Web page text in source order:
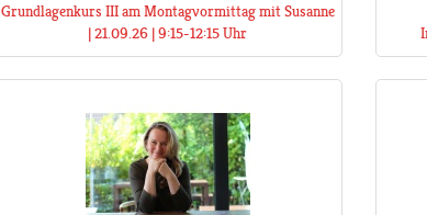
Grundlagenkurs III am Montagvormittag mit Susanne
| 21.09.26 | 9:15-12:15 Uhr